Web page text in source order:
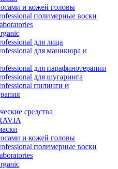
и кожей головы
полимерные воски
для лица
для маникюра и
для парафинотерапии
для шугаринга
пилинги и
средства
и кожей головы
полимерные воски